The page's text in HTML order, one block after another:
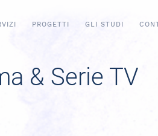
PROGETTI GLI STUDI
& Serie TV